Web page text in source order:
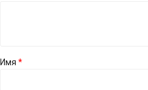
Имя *